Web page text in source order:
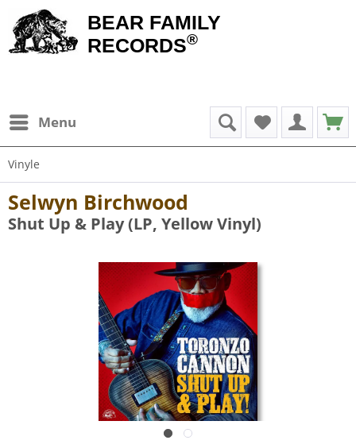
BEAR FAMILY
RECORDS®
Menu
Vinyle
Selwyn Birchwood
Shut Up & Play (LP, Yellow Vinyl)